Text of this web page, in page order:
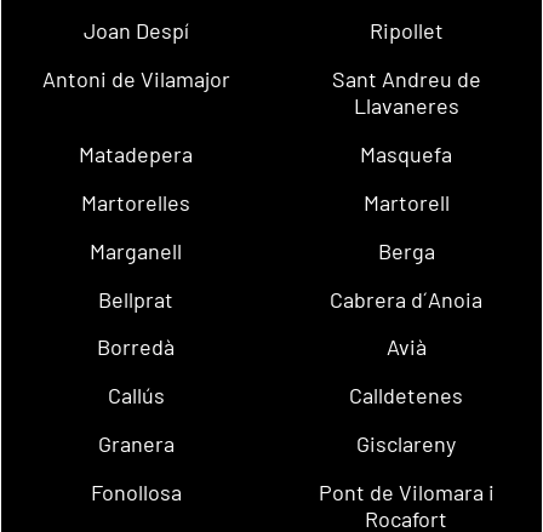
Joan Despí
Ripollet
Antoni de Vilamajor
Sant Andreu de
Llavaneres
Matadepera
Masquefa
Martorelles
Martorell
Marganell
Berga
Bellprat
Cabrera d´Anoia
Borredà
Avià
Callús
Calldetenes
Granera
Gisclareny
Fonollosa
Pont de Vilomara i
Rocafort